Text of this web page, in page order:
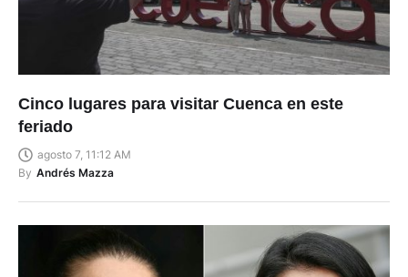
Cinco lugares para visitar Cuenca en este
feriado
agosto 7, 11:12 AM
By Andrés Mazza